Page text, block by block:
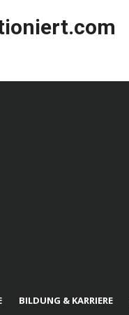
BILDUNG & KARRIERE